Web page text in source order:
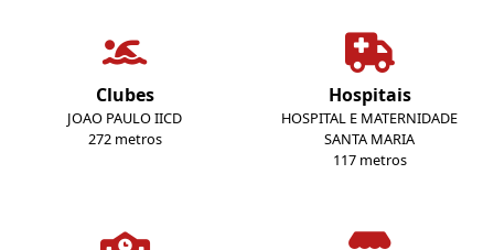
Clubes
JOAO PAULO IICD
272 metros
Hospitais
HOSPITAL E MATERNIDADE
SANTA MARIA
117 metros